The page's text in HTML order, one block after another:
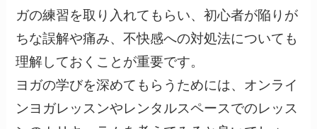
ガの練習を取り入れてもらい、初心者が陥りが
ちな誤解や痛み、不快感への対処法についても
理解しておくことが重要です。
ヨガの学びを深めてもらうためには、オンライ
ンヨガレッスンやレンタルスペースでのレッス